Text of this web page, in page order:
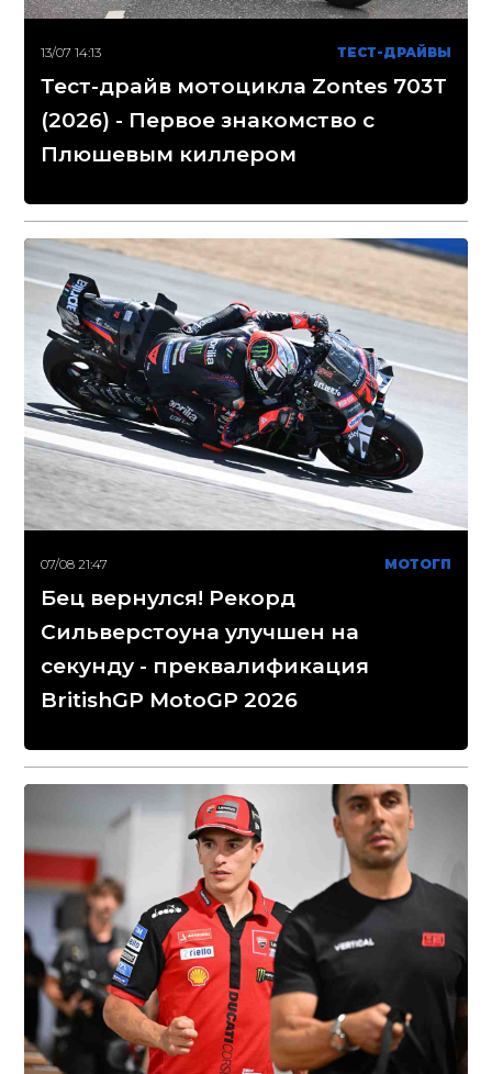
13/07 14:13 ТЕСТ-ДРАЙВЫ
Тест-драйв мотоцикла Zontes 703T
(2026) - Первое знакомство с
Плюшевым киллером
07/08 21:47 МОТОГП
Бец вернулся! Рекорд
Сильверстоуна улучшен на
секунду - преквалификация
BritishGP MotoGP 2026